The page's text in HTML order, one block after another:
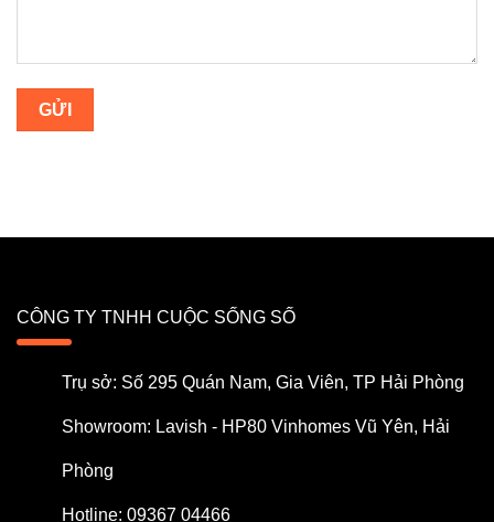
CÔNG TY TNHH CUỘC SỐNG SỐ
Trụ sở: Số 295 Quán Nam, Gia Viên, TP Hải Phòng
Showroom: Lavish - HP80 Vinhomes Vũ Yên, Hải
Phòng
Hotline: 09367 04466